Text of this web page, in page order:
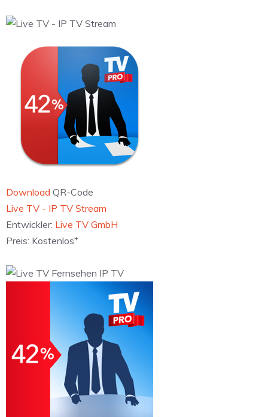
Download QR-Code
‎Live TV - IP TV Stream
Entwickler: Live TV GmbH
Preis: Kostenlos+